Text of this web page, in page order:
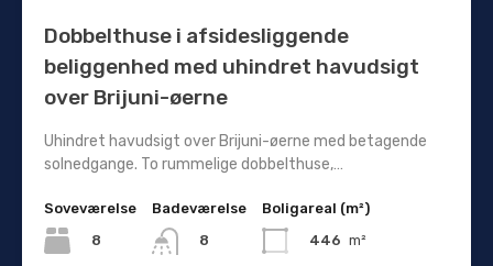
Dobbelthuse i afsidesliggende
beliggenhed med uhindret havudsigt
over Brijuni-øerne
Uhindret havudsigt over Brijuni-øerne med betagende
solnedgange. To rummelige dobbelthuse,…
Soveværelse
8
Badeværelse
8
Boligareal (m²)
446 m²